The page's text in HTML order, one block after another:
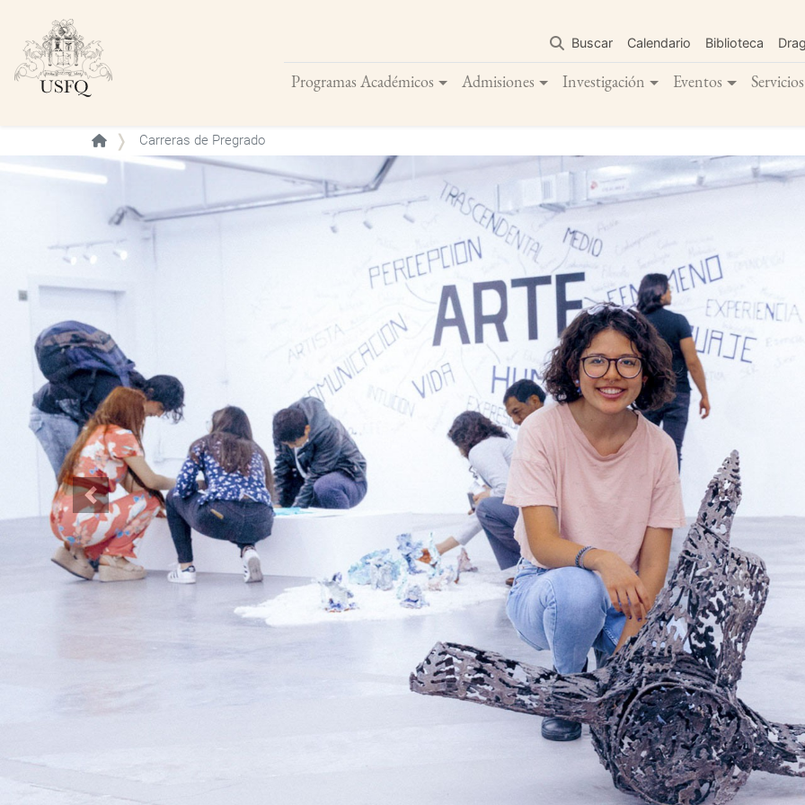
contenido
principal
Buscar Calendario Biblioteca
Programas Académicos Admisiones Investigación Eventos Servicios
Buscar
Carreras de Pregrado
Previous